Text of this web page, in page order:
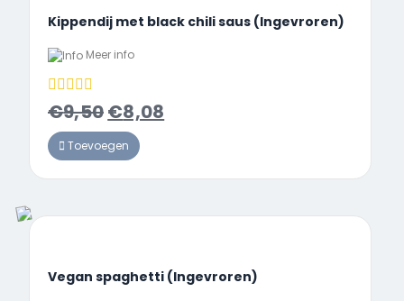
Kippendij met black chili saus (Ingevroren)
Meer info
€9,50€8,08
Toevoegen
Vegan spaghetti (Ingevroren)